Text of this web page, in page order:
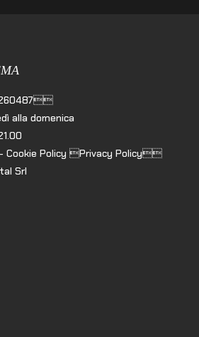
alla domenica
Cookie Policy Privacy Policy
Srl